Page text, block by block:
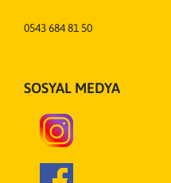
0543 684 81 50
SOSYAL MEDYA